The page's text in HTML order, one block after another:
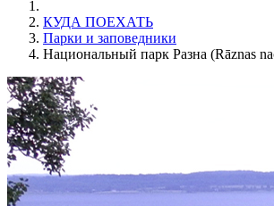
КУДА ПОЕХАТЬ
Парки и заповедники
Национальный парк Разна (Rāznas